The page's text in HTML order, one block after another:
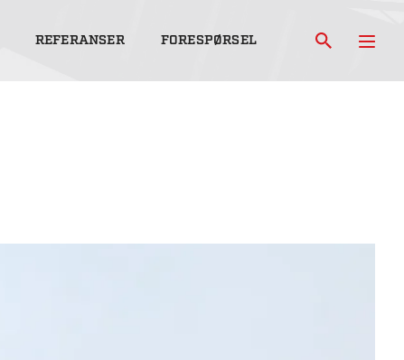
REFERANSER FORESPØRSEL